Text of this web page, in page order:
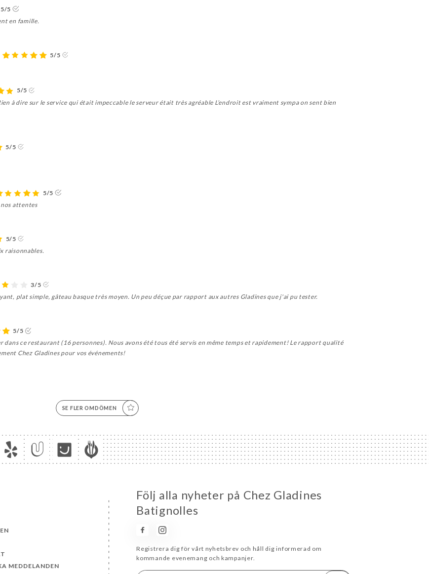
5/5
en famille.
5/5
5/5
à dire sur le service qui était impeccable le serveur était très agréable L’endroit est vraiment sympa on sent bien
5/5
5/5
attentes
5/5
raisonnables.
3/5
plat simple, gâteau basque très moyen. Un peu déçue par rapport aux autres Gladines que j'ai pu tester.
5/5
dans ce restaurant (16 personnes). Nous avons été tous été servis en même temps et rapidement! Le rapport qualité
Chez Gladines pour vos événements!
SE FLER OMDÖMEN
MEDDELANDEN
Följ alla nyheter på Chez Gladines
Batignolles
Registrera dig för vårt nyhetsbrev och håll dig informerad om
kommande evenemang och kampanjer.